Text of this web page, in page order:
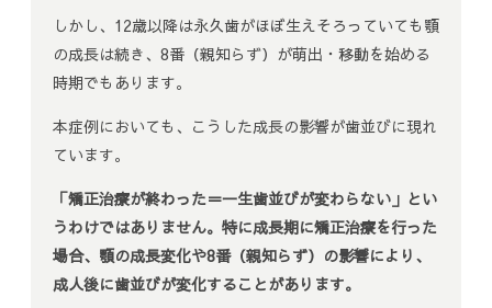
しかし、12歳以降は永久歯がほぼ生えそろっていても顎
の成長は続き、8番（親知らず）が萌出・移動を始める
時期でもあります。
本症例においても、こうした成長の影響が歯並びに現れ
ています。
「矯正治療が終わった＝一生歯並びが変わらない」とい
うわけではありません。 特に成長期に矯正治療を行った
場合、顎の成長変化や8番（親知らず）の影響により、
成人後に歯並びが変化することがあります。